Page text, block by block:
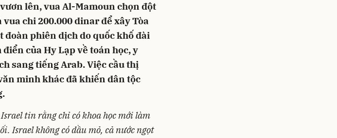
lên, vua Al-Mamoun chọn đột
chi 200.000 dinar để xây Tòa
phiên dịch do quốc khố đài
của Hy Lạp về toán học, y
sang tiếng Arab. Việc cầu thị
minh khác đã khiến dân tộc
tin rằng chỉ có khoa học mới làm
Israel không có dầu mỏ, cả nước ngọt
Hủy Gửi